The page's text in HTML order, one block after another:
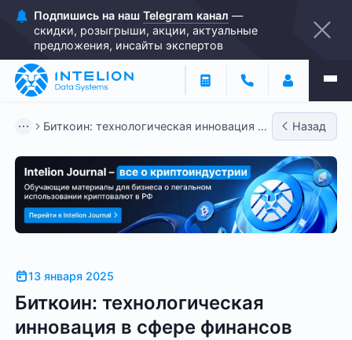
Подпишись на наш Telegram канал —
скидки, розыгрыши, акции, актуальные
предложения, инсайты экспертов
Биткоин: технологическая инновация в
Назад
13 января 2025
Биткоин: технологическая
инновация в сфере финансов